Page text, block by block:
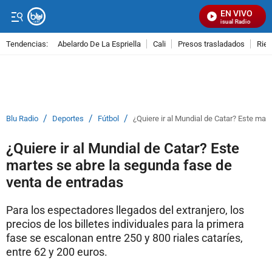
EN VIVO
Señal Visual Radio
Tendencias: Abelardo De La Espriella Cali Presos trasladados
Blu Radio / Deportes / Fútbol / ¿Quiere ir al Mundial de Catar? Este
¿Quiere ir al Mundial de Catar? Este
martes se abre la segunda fase de
venta de entradas
Para los espectadores llegados del extranjero, los
precios de los billetes individuales para la primera
fase se escalonan entre 250 y 800 riales cataríes,
entre 62 y 200 euros.